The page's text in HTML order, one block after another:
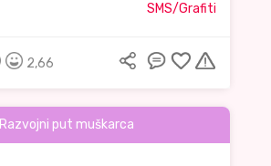
SMS/Grafiti
2,66
Razvojni put muškarca